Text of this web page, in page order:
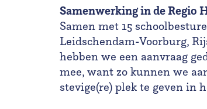
Samenwerking in de Regio
Samen met 15
Leidschendam-Voorburg,
hebben we een aanvraag
mee, want zo kunnen we
stevige(re) plek te geven in